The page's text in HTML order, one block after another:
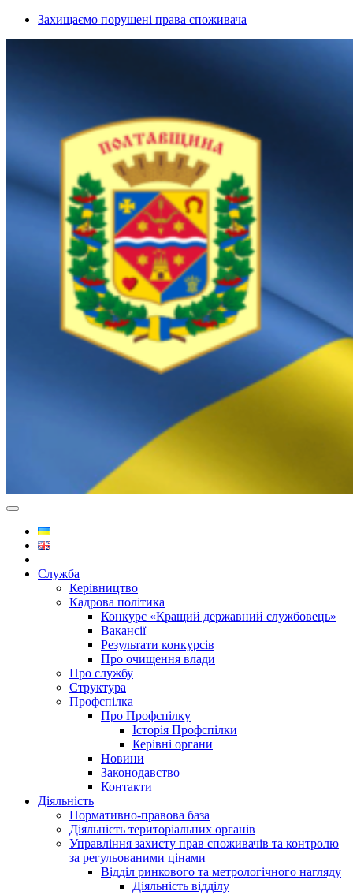
Захищаємо порушені права споживача
Служба
Керівництво
Кадрова політика
Конкурс «Кращий державний службовець»
Вакансії
Результати конкурсів
Про очищення влади
Про службу
Структура
Профспілка
Про Профспілку
Історія Профспілки
Керівні органи
Новини
Законодавство
Контакти
Діяльність
Нормативно-правова база
Діяльність територіальних органів
Управління захисту прав споживачів та контролю
за регульованими цінами
Відділ ринкового та метрологічного нагляду
Діяльність відділу